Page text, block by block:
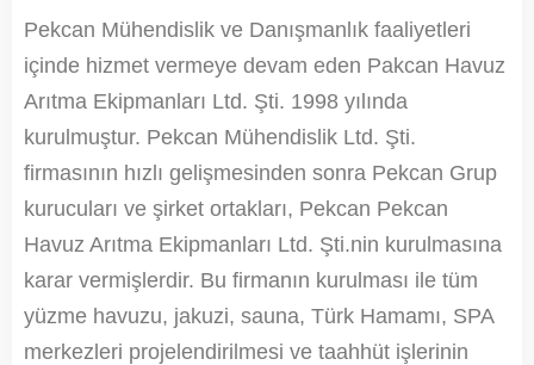
Pekcan Mühendislik ve Danışmanlık faaliyetleri
içinde hizmet vermeye devam eden Pakcan Havuz
Arıtma Ekipmanları Ltd. Şti. 1998 yılında
kurulmuştur. Pekcan Mühendislik Ltd. Şti.
firmasının hızlı gelişmesinden sonra Pekcan Grup
kurucuları ve şirket ortakları, Pekcan Pekcan
Havuz Arıtma Ekipmanları Ltd. Şti.nin kurulmasına
karar vermişlerdir. Bu firmanın kurulması ile tüm
yüzme havuzu, jakuzi, sauna, Türk Hamamı, SPA
merkezleri projelendirilmesi ve taahhüt işlerinin